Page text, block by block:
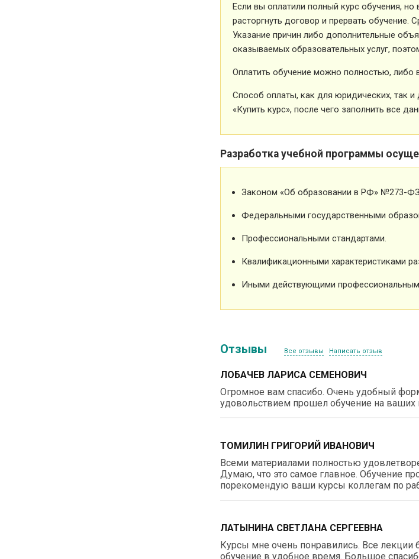
Если вы оплатили полный курс обучения,
расторгнуть договор и прервать
Указание причин либо дополнительные
оказываемых образовательных услуг,
Оплатить обучение можно полностью, либо
Способ оплаты, как для юридических, так
«Купить курс», после чего заполнить все
Разработка учебной программы
Законом «Об образовании в РФ» №273-
Федеральными государственными
Профессиональными стандартами.
Квалификационными характеристиками
Иными действующими
Отзывы Все отзывы Написать отзыв
ЛОБАЧЕВ ЛАРИСА СЕМЕНОВИЧ
Огромное вам спасибо. Очень удобный
удовольствием прошел обучение на ваших
ТОМИЛИН ГРИГОРИЙ ИВАНОВИЧ
Всеми материалами полностью
Думаю, что это самое главное. Обучение
порекомендую ваши курсы коллегам по
ЛАТЫНИНА СВЕТЛАНА СЕРГЕЕВНА
Курсы мне очень понравились. Все
обучение в удобное время. Большое